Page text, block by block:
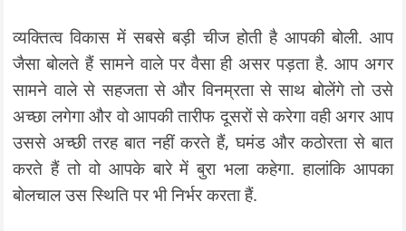
व्यक्तित्व विकास में सबसे बड़ी चीज होती है आपकी बोली. आप
जैसा बोलते हैं सामने वाले पर वैसा ही असर पड़ता है. आप अगर
सामने वाले से सहजता से और विनम्रता से साथ बोलेंगे तो उसे
अच्छा लगेगा और वो आपकी तारीफ दूसरों से करेगा वही अगर आप
उससे अच्छी तरह बात नहीं करते हैं, घमंड और कठोरता से बात
करते हैं तो वो आपके बारे में बुरा भला कहेगा. हालांकि आपका
बोलचाल उस स्थिति पर भी निर्भर करता हैं.